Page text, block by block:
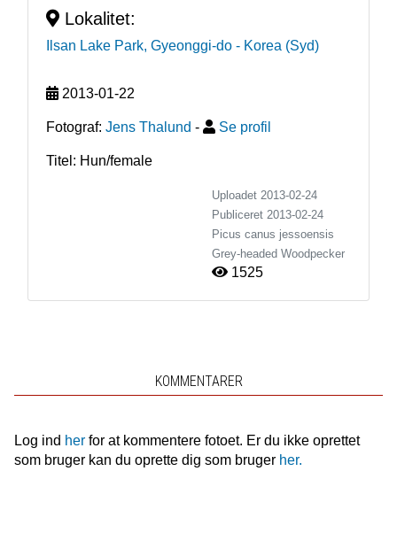
Lokalitet:
Ilsan Lake Park, Gyeonggi-do - Korea (Syd)
2013-01-22
Fotograf: Jens Thalund - Se profil
Titel: Hun/female
Uploadet 2013-02-24
Publiceret 2013-02-24
Picus canus jessoensis
Grey-headed Woodpecker
1525
KOMMENTARER
Log ind herfor at kommentere fotoet. Er du ikke oprettet
som bruger kan du oprette dig som bruger her.